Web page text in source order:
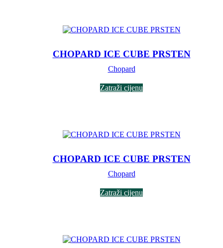
CHOPARD ICE CUBE PRSTEN
Chopard
Zatraži cijenu
CHOPARD ICE CUBE PRSTEN
Chopard
Zatraži cijenu